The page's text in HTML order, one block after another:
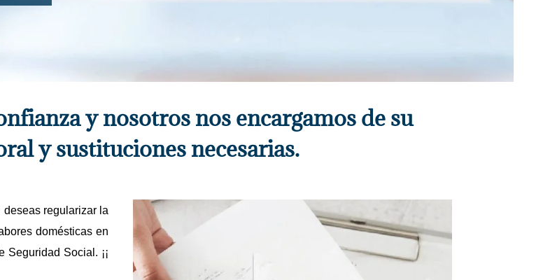
y nosotros nos encargamos de su
y sustituciones necesarias.
deseas regularizar la
domésticas en
Social. ¡¡